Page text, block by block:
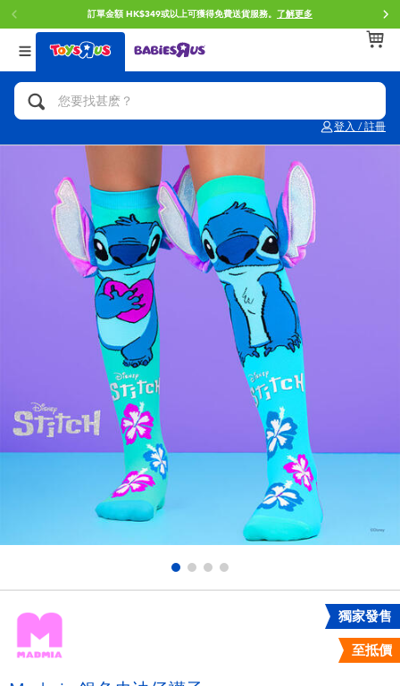
訂單金額 HK$349或以上可獲得免費送貨服務。 了解更多
登入 / 註冊
返回
分類目錄
人氣英雄,角色扮演,射擊玩具
單車,滑板車,騎乘車
拼砌組合及樂高LEGO
玩具車,貨車,火車及遙控系列
手工藝,文具,蠟筆,泥膠,畫板
娃娃, 芭比,收藏公仔
電子玩具
遊戲及拼圖系列
益智學習玩具
角色扮演及造型系列
返回
品牌
Brunch Brother 早午餐兄弟
Toy Story反斗奇兵
Spider-Man蜘蛛俠
Mini Brands
Play-Doh培樂多
Pokemon寶可夢
playpop
LEGO樂高
LeapFrog跳跳蛙
Globber高樂寶
返回
年齢
0~2歳
3~4歳
5~7歳
8~11歳
12~14歳
14歳以上
獨家發售
至抵價